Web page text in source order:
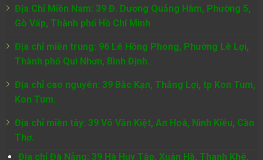
Địa Chỉ Miền Nam: 39 Đ. Dương Quảng Hàm, Phường 5,
Gò Vấp, Thành phố Hồ Chí Minh
Địa chỉ miền trung: 96 Lê Hồng Phong, Phường Lê Lợi,
Thành phố Qui Nhơn, Bình Định.
Địa chỉ cao nguyên: 39 Bắc Kạn, Thắng Lợi, tp Kon Tum,
Kon Tum.
Địa chỉ miền tây: 39 Võ Văn Kiệt, An Hoà, Ninh Kiều, Cần
Thơ.
Địa chỉ Đà Nẵng: 39 Hà Huy Tập, Xuân Hà, Thanh Khê,